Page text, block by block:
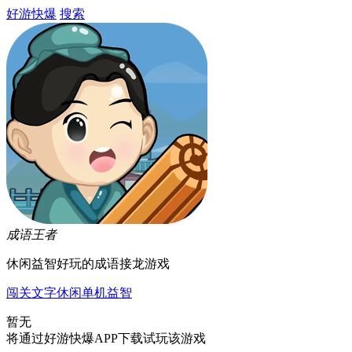
好游快爆 搜索
成语王者
休闲益智好玩的成语接龙游戏
闯关文字休闲单机益智
暂无
将通过好游快爆APP下载试玩该游戏